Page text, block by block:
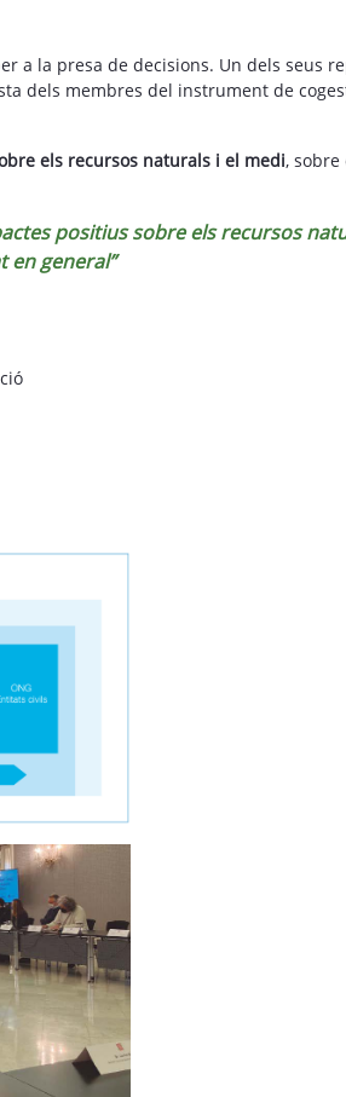
a la presa de decisions. Un dels seus
dels membres del instrument de
els recursos naturals i el medi,
positius sobre els recursos
en general”